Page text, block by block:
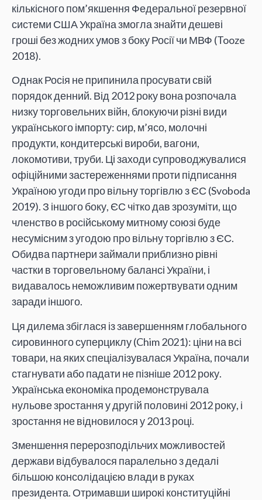
кількісного пом’якшення Федеральної резервної
системи США Україна змогла знайти дешеві
гроші без жодних умов з боку Росії чи МВФ (Tooze
2018).
Однак Росія не припинила просувати свій
порядок денний. Від 2012 року вона розпочала
низку торговельних війн, блокуючи різні види
українського імпорту: сир, м’ясо, молочні
продукти, кондитерські вироби, вагони,
локомотиви, труби. Ці заходи супроводжувалися
офіційними застереженнями проти підписання
Україною угоди про вільну торгівлю з ЄС (Svoboda
2019). З іншого боку, ЄС чітко дав зрозуміти, що
членство в російському митному союзі буде
несумісним з угодою про вільну торгівлю з ЄС.
Обидва партнери займали приблизно рівні
частки в торговельному балансі України, і
видавалось неможливим пожертвувати одним
заради іншого.
Ця дилема збіглася із завершенням глобального
сировинного суперциклу (Chim 2021): ціни на всі
товари, на яких спеціалізувалася Україна, почали
стагнувати або падати не пізніше 2012 року.
Українська економіка продемонструвала
нульове зростання у другій половині 2012 року, і
зростання не відновилося у 2013 році.
Зменшення перерозподільчих можливостей
держави відбувалося паралельно з дедалі
більшою консолідацією влади в руках
президента. Отримавши широкі конституційні